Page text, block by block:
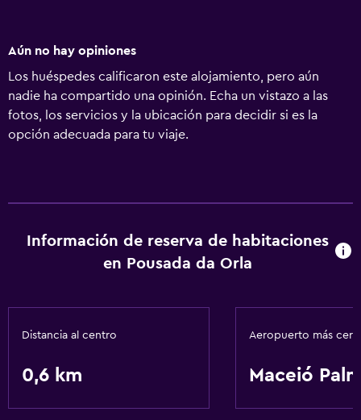
Aún no hay opiniones
Los huéspedes calificaron este alojamiento, pero aún
nadie ha compartido una opinión. Echa un vistazo a las
fotos, los servicios y la ubicación para decidir si es la
opción adecuada para tu viaje.
Información de reserva de habitaciones
en Pousada da Orla
Distancia al centro
0,6 km
Aeropuerto más
Maceió